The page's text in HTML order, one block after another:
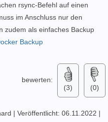
rsync-Befehl auf einen
im Anschluss nur den
zudem als einfaches Backup
Backup
bewerten:
(3)
(0)
| Veröffentlicht: 06.11.2022 |